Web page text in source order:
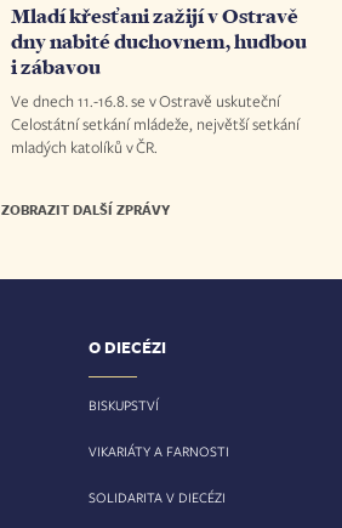
Mladí křesťani zažijí v Ostravě
dny nabité duchovnem, hudbou
i zábavou
Ve dnech 11.-16.8. se v Ostravě uskuteční
Celostátní setkání mládeže, největší setkání
mladých katolíků v ČR.
ZOBRAZIT DALŠÍ ZPRÁVY
O DIECÉZI
BISKUPSTVÍ
VIKARIÁTY A FARNOSTI
SOLIDARITA V DIECÉZI